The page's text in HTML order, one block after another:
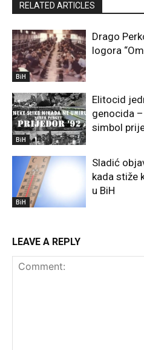
RELATED ARTICLES
BiH
Drago
logora
BiH
Elitocid
genocida
simbol
BiH
Sladić
kada stiže
u BiH
LEAVE A REPLY